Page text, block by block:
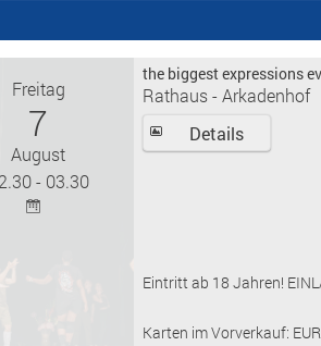
Freitag
7
August
- 03.30
the biggest expressions
Rathaus - Arkadenhof
Details
Eintritt ab 18 Jahren!
Karten im Vorverkauf: